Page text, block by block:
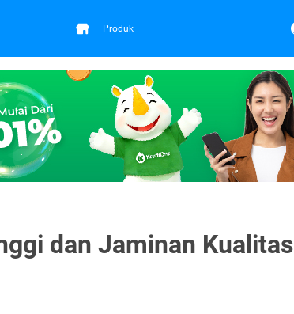
Produk
dan Jaminan Kualitas